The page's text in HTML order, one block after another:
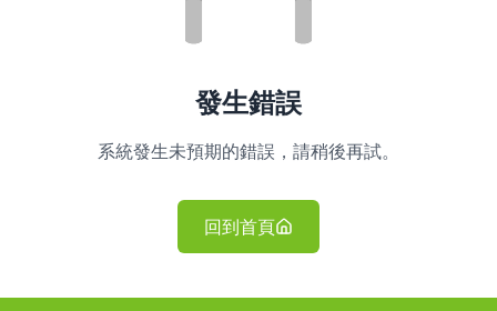
發生錯誤
系統發生未預期的錯誤，請稍後再試。
回到首頁